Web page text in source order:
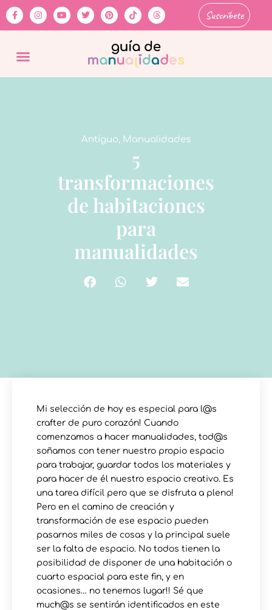
Suscríbete
Antiguo, Manualidades
5
transformaciones
de habitaciones
para
manualidades
Mi selección de hoy es especial para l@s
crafter de puro corazón! Cuando
comenzamos a hacer manualidades, tod@s
soñamos con tener nuestro propio espacio
para trabajar, guardar todos los materiales y
para hacer de él nuestro espacio creativo. Es
una tarea difícil pero que se disfruta a pleno!
Pero en el camino de creación y
transformación de ese espacio pueden
pasarnos miles de cosas y la principal suele
ser la falta de espacio. No todos tienen la
posibilidad de disponer de una habitación o
cuarto espacial para este fin, y en
ocasiones… no tenemos lugar!! Sé que
much@s se sentirán identificados en este